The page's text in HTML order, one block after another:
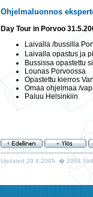
Ohjelmaluonnos
Day Tour in Porvoo
Laivalla /bussilla
Laivalla opastus
Bussissa opastettu
Lounas Porvoossa
Opastettu kierros
Omaa ohjelmaa /
Paluu Helsinkiin
Updated 29.4.2005 � 2004